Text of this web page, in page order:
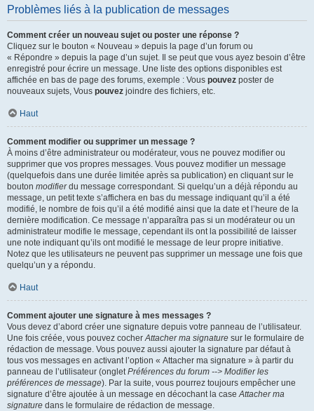
Problèmes liés à la publication de messages
Comment créer un nouveau sujet ou poster une réponse ?
Cliquez sur le bouton « Nouveau » depuis la page d’un forum ou
« Répondre » depuis la page d’un sujet. Il se peut que vous ayez besoin d’être
enregistré pour écrire un message. Une liste des options disponibles est
affichée en bas de page des forums, exemple : Vous pouvez poster de
nouveaux sujets, Vous pouvez joindre des fichiers, etc.
Haut
Comment modifier ou supprimer un message ?
À moins d’être administrateur ou modérateur, vous ne pouvez modifier ou
supprimer que vos propres messages. Vous pouvez modifier un message
(quelquefois dans une durée limitée après sa publication) en cliquant sur le
bouton modifierdu message correspondant. Si quelqu’un a déjà répondu au
message, un petit texte s’affichera en bas du message indiquant qu’il a été
modifié, le nombre de fois qu’il a été modifié ainsi que la date et l’heure de la
dernière modification. Ce message n’apparaîtra pas si un modérateur ou un
administrateur modifie le message, cependant ils ont la possibilité de laisser
une note indiquant qu’ils ont modifié le message de leur propre initiative.
Notez que les utilisateurs ne peuvent pas supprimer un message une fois que
quelqu’un y a répondu.
Haut
Comment ajouter une signature à mes messages ?
Vous devez d’abord créer une signature depuis votre panneau de l’utilisateur.
Une fois créée, vous pouvez cocherAttacher ma signature sur le formulaire de
rédaction de message. Vous pouvez aussi ajouter la signature par défaut à
tous vos messages en activant l’option « Attacher ma signature » à partir du
panneau de l’utilisateur (ongletPréférences du forum --> Modifier les
préférences de message). Par la suite, vous pourrez toujours empêcher une
signature d’être ajoutée à un message en décochant la caseAttacher ma
signature dans le formulaire de rédaction de message.